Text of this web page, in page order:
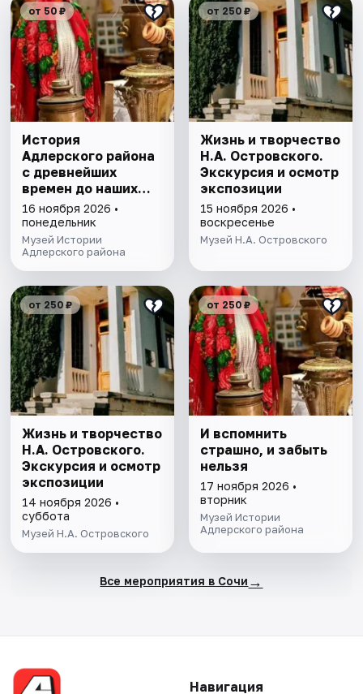
от 50 ₽
История
Адлерского района
с древнейших
времен до наших
дней. Экскурсия
16 ноября 2026 •
понедельник
Музей Истории
Адлерского района
от 250 ₽
Жизнь и творчество
Н.А. Островского.
Экскурсия и осмотр
экспозиции
15 ноября 2026 •
воскресенье
Музей Н.А. Островского
от 250 ₽
Жизнь и творчество
Н.А. Островского.
Экскурсия и осмотр
экспозиции
14 ноября 2026 •
суббота
Музей Н.А. Островского
от 250 ₽
И вспомнить
страшно, и забыть
нельзя
17 ноября 2026 •
вторник
Музей Истории
Адлерского района
Все мероприятия в Сочи →
Навигация